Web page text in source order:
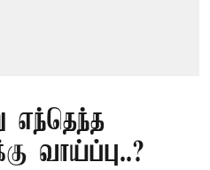
எந்தெந்த
வாய்ப்பு..?